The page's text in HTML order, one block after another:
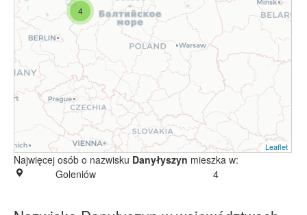
4
Leaflet
Najwięcej osób o nazwisku Danyłyszyn mieszka w:
Goleniów
4